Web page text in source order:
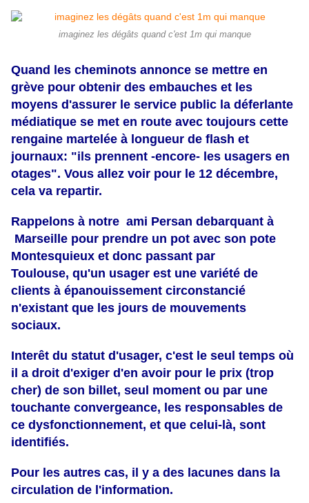
imaginez les dégâts quand c'est 1m qui manque
Quand les cheminots annonce se mettre en
grève pour obtenir des embauches et les
moyens d'assurer le service public la déferlante
médiatique se met en route avec toujours cette
rengaine martelée à longueur de flash et
journaux: "ils prennent -encore- les usagers en
otages". Vous allez voir pour le 12 décembre,
cela va repartir.
Rappelons à notre ami Persan debarquant à
Marseille pour prendre un pot avec son pote
Montesquieux et donc passant par
Toulouse, qu'un usager est une variété de
clients à épanouissement circonstancié
n'existant que les jours de mouvements
sociaux.
Interêt du statut d'usager, c'est le seul temps où
il a droit d'exiger d'en avoir pour le prix (trop
cher) de son billet, seul moment ou par une
touchante convergeance, les responsables de
ce dysfonctionnement, et que celui-là, sont
identifiés.
Pour les autres cas, il y a des lacunes dans la
circulation de l'information.